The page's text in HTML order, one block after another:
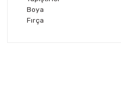
Boya
Fırça